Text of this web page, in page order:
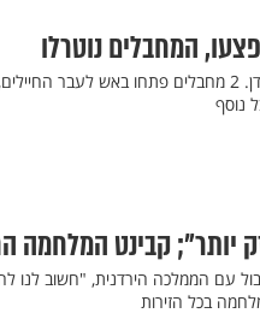
כוח צה"ל נתקל במחבלים שחדרו על פי החשד מירדן. 2 מחבלים
נוסף
יותר"; קבינט
עם הממלכה הירדנית, "חשוב לנו
בכל הזירות